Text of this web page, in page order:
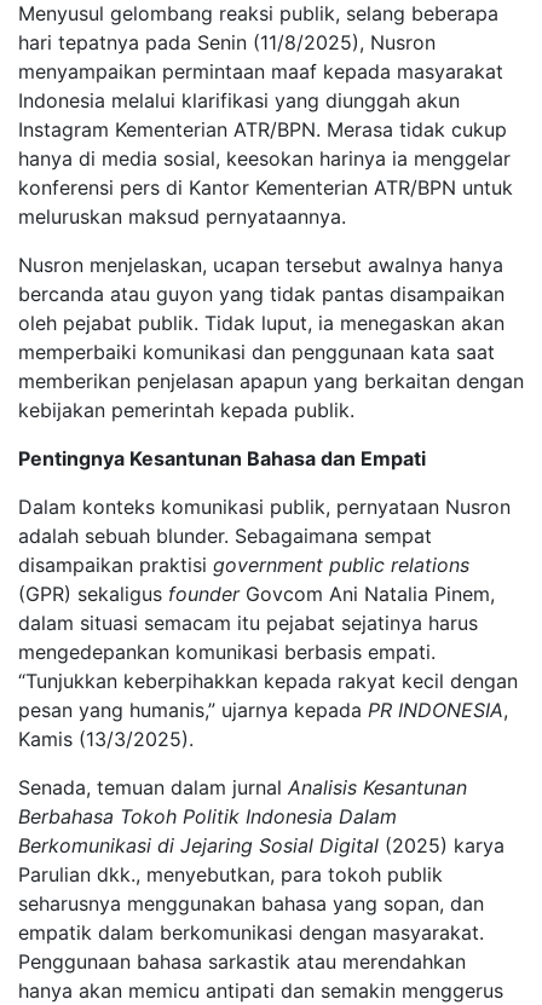
Menyusul gelombang reaksi publik, selang beberapa
hari tepatnya pada Senin (11/8/2025), Nusron
menyampaikan permintaan maaf kepada masyarakat
Indonesia melalui klarifikasi yang diunggah akun
Instagram Kementerian ATR/BPN. Merasa tidak cukup
hanya di media sosial, keesokan harinya ia menggelar
konferensi pers di Kantor Kementerian ATR/BPN untuk
meluruskan maksud pernyataannya.
Nusron menjelaskan, ucapan tersebut awalnya hanya
bercanda atau guyon yang tidak pantas disampaikan
oleh pejabat publik. Tidak luput, ia menegaskan akan
memperbaiki komunikasi dan penggunaan kata saat
memberikan penjelasan apapun yang berkaitan dengan
kebijakan pemerintah kepada publik.
Pentingnya Kesantunan Bahasa dan Empati
Dalam konteks komunikasi publik, pernyataan Nusron
adalah sebuah blunder. Sebagaimana sempat
disampaikan praktisi government public relations
(GPR) sekaligus founder Govcom Ani Natalia Pinem,
dalam situasi semacam itu pejabat sejatinya harus
mengedepankan komunikasi berbasis empati.
“Tunjukkan keberpihakkan kepada rakyat kecil dengan
pesan yang humanis,” ujarnya kepada PR INDONESIA,
Kamis (13/3/2025).
Senada, temuan dalam jurnal Analisis Kesantunan
Berbahasa Tokoh Politik Indonesia Dalam
Berkomunikasi di Jejaring Sosial Digital (2025) karya
Parulian dkk., menyebutkan, para tokoh publik
seharusnya menggunakan bahasa yang sopan, dan
empatik dalam berkomunikasi dengan masyarakat.
Penggunaan bahasa sarkastik atau merendahkan
hanya akan memicu antipati dan semakin menggerus